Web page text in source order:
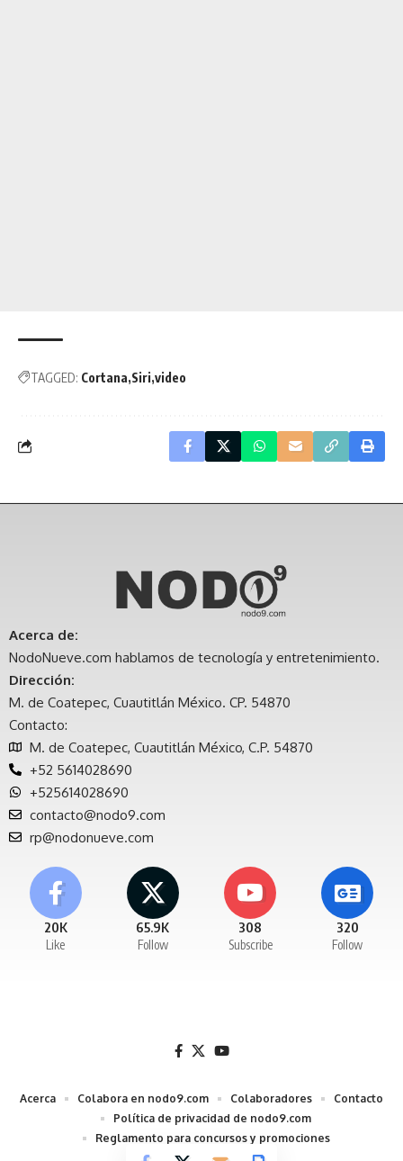
TAGGED: Cortana Siri video
Acerca de:
NodoNueve.com hablamos de tecnología y entretenimiento.
Dirección:
M. de Coatepec, Cuautitlán México. CP. 54870
Contacto:
M. de Coatepec, Cuautitlán México, C.P. 54870
+52 5614028690
+525614028690
contacto@nodo9.com
rp@nodonueve.com
20K
Like
65.9K
Follow
308
Subscribe
320
Follow
Acerca Colabora en nodo9.com Colaboradores
Contacto
Política de privacidad de nodo9.com
Reglamento para concursos y promociones